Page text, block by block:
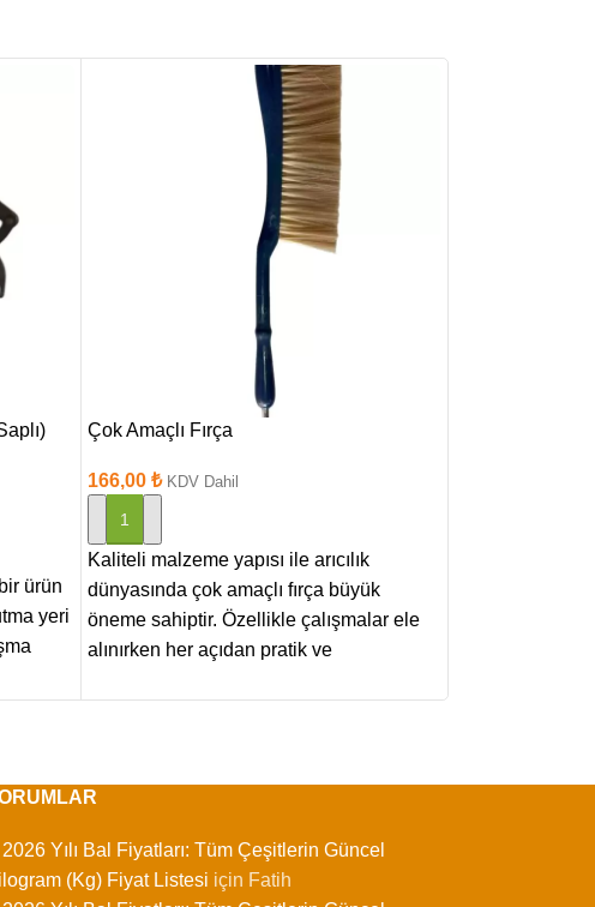
ürün
yeri
Çok Amaçlı Fırça
166,00 ₺ KDV Dahil
SEPETE EKLE
Kaliteli malzeme yapısı ile arıcılık
dünyasında çok amaçlı fırça büyük
öneme sahiptir. Özellikle çalışmalar ele
alınırken her açıdan pratik ve
2026 Yılı Bal Fiyatları: Tüm Çeşitlerin Güncel
(Kg) Fiyat Listesi için Fatih